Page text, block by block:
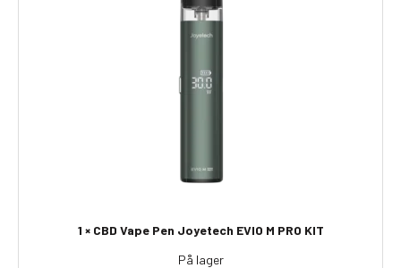
1 × CBD Vape Pen Joyetech EVIO M PRO KIT
På lager